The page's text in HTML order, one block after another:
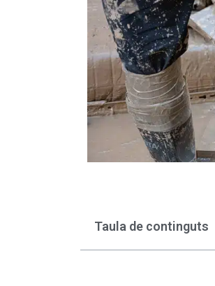
Taula de continguts